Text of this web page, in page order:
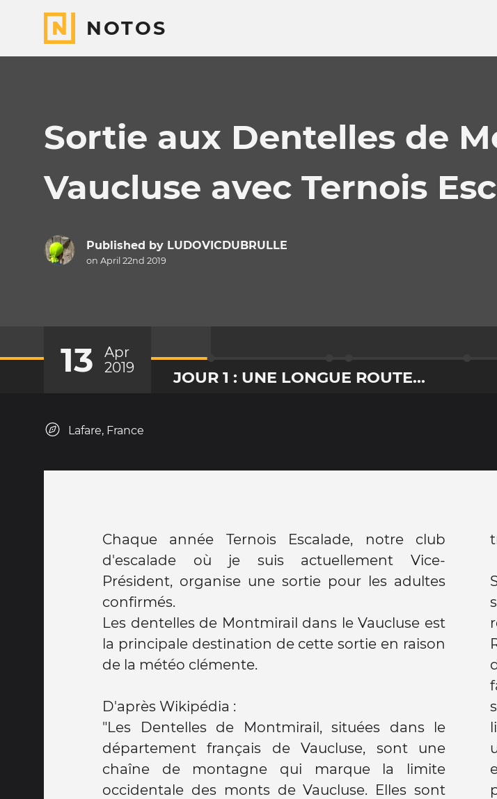
NOTOS
Sortie aux Dentelles de
Vaucluse avec Ternois
Published by LUDOVICDUBRULLE
on April 22nd 2019
13
Apr
2019
JOUR 1 : UNE LONGUE ROUTE...
Lafare, France
Chaque année Ternois Escalade, notre club
d'escalade où je suis actuellement Vice-
Président, organise une sortie pour les adultes
confirmés.
Les dentelles de Montmirail dans le Vaucluse est
la principale destination de cette sortie en raison
de la météo clémente.
D'après Wikipédia :
"Les Dentelles de Montmirail, situées dans le
département français de Vaucluse, sont une
chaîne de montagne qui marque la limite
occidentale des monts de Vaucluse. Elles sont